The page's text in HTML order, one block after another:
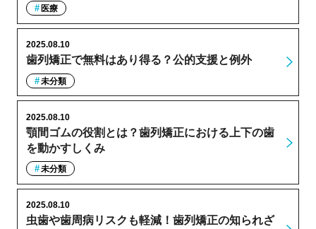
医療
歯列矯正で無料はあり得る？公的支援と例外
2025.08.10
未分類
顎間ゴムの役割とは？歯列矯正における上下の歯
を動かすしくみ
2025.08.10
未分類
虫歯や歯周病リスクも軽減！歯列矯正の知られざ
2025.08.10